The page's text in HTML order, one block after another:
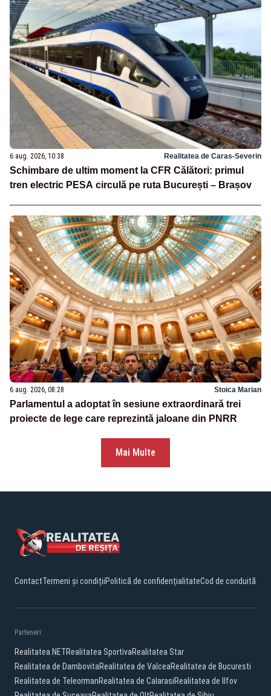
6 aug. 2026, 10:38 Realitatea de Caras-Severin
Schimbare de ultim moment la CFR Călători: primul
tren electric PESA circulă pe ruta București – Brașov
6 aug. 2026, 08:28 Stoica Marian
Parlamentul a adoptat în sesiune extraordinară trei
proiecte de lege care reprezintă jaloane din PNRR
Mai Multe
ContactTermeni și condițiiPolitică de confidențialitateCod de conduită
Parteneri:
Realitatea.NETRealitatea SportivaRealitatea Star
Realitatea de DambovitaRealitatea de ValceaRealitatea de Bucuresti
Realitatea de TeleormanRealitatea de CalarasiRealitatea de Ilfov